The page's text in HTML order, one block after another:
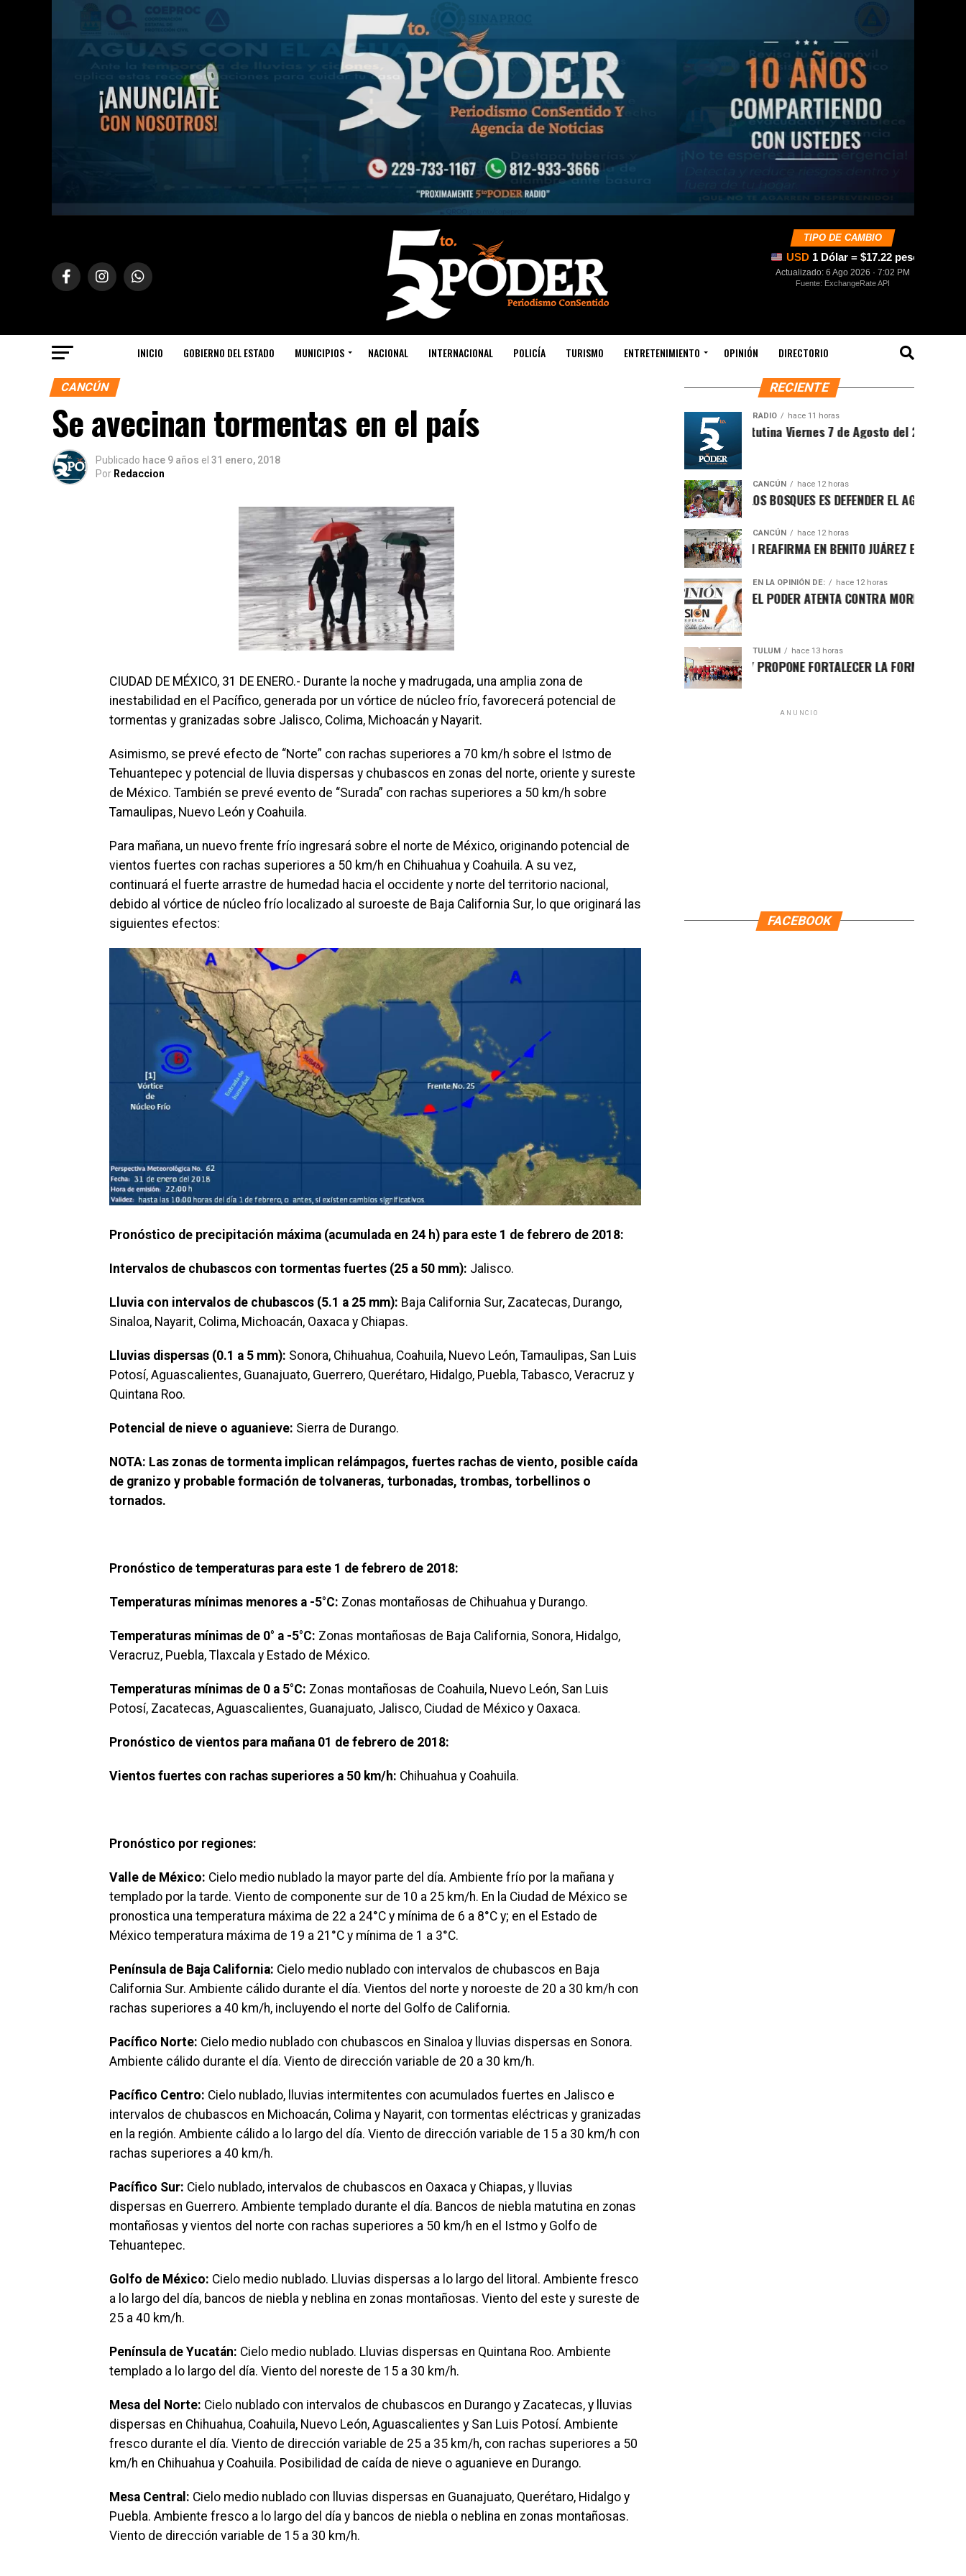
TIPO DE CAMBIO
USD 1 Dólar = $17.22 pesos
Actualizado: 6 Ago 2026 · 7:02 PM
Fuente: ExchangeRate API
INICIO GOBIERNO DEL ESTADO MUNICIPIOS NACIONAL INTERNACIONAL POLICÍA TURISMO ENTRETENIMIENTO OPINIÓN DIRECTORIO
CANCÚN
Se avecinan tormentas en el país
Publicado hace 9 años el 31 enero, 2018
Por Redaccion
CIUDAD DE MÉXICO, 31 DE ENERO.- Durante la noche y madrugada, una amplia zona de
inestabilidad en el Pacífico, generada por un vórtice de núcleo frío, favorecerá potencial de
tormentas y granizadas sobre Jalisco, Colima, Michoacán y Nayarit.
Asimismo, se prevé efecto de “Norte” con rachas superiores a 70 km/h sobre el Istmo de
Tehuantepec y potencial de lluvia dispersas y chubascos en zonas del norte, oriente y sureste
de México. También se prevé evento de “Surada” con rachas superiores a 50 km/h sobre
Tamaulipas, Nuevo León y Coahuila.
Para mañana, un nuevo frente frío ingresará sobre el norte de México, originando potencial de
vientos fuertes con rachas superiores a 50 km/h en Chihuahua y Coahuila. A su vez,
continuará el fuerte arrastre de humedad hacia el occidente y norte del territorio nacional,
debido al vórtice de núcleo frío localizado al suroeste de Baja California Sur, lo que originará las
siguientes efectos:
Pronóstico de precipitación máxima (acumulada en 24 h) para este 1 de febrero de 2018:
Intervalos de chubascos con tormentas fuertes (25 a 50 mm): Jalisco.
Lluvia con intervalos de chubascos (5.1 a 25 mm): Baja California Sur, Zacatecas, Durango,
Sinaloa, Nayarit, Colima, Michoacán, Oaxaca y Chiapas.
Lluvias dispersas (0.1 a 5 mm): Sonora, Chihuahua, Coahuila, Nuevo León, Tamaulipas, San Luis
Potosí, Aguascalientes, Guanajuato, Guerrero, Querétaro, Hidalgo, Puebla, Tabasco, Veracruz y
Quintana Roo.
Potencial de nieve o aguanieve: Sierra de Durango.
NOTA: Las zonas de tormenta implican relámpagos, fuertes rachas de viento, posible caída
de granizo y probable formación de tolvaneras, turbonadas, trombas, torbellinos o
tornados.
Pronóstico de temperaturas para este 1 de febrero de 2018:
Temperaturas mínimas menores a -5°C: Zonas montañosas de Chihuahua y Durango.
Temperaturas mínimas de 0° a -5°C: Zonas montañosas de Baja California, Sonora, Hidalgo,
Veracruz, Puebla, Tlaxcala y Estado de México.
Temperaturas mínimas de 0 a 5°C: Zonas montañosas de Coahuila, Nuevo León, San Luis
Potosí, Zacatecas, Aguascalientes, Guanajuato, Jalisco, Ciudad de México y Oaxaca.
Pronóstico de vientos para mañana 01 de febrero de 2018:
Vientos fuertes con rachas superiores a 50 km/h: Chihuahua y Coahuila.
Pronóstico por regiones:
Valle de México: Cielo medio nublado la mayor parte del día. Ambiente frío por la mañana y
templado por la tarde. Viento de componente sur de 10 a 25 km/h. En la Ciudad de México se
pronostica una temperatura máxima de 22 a 24°C y mínima de 6 a 8°C y; en el Estado de
México temperatura máxima de 19 a 21°C y mínima de 1 a 3°C.
Península de Baja California: Cielo medio nublado con intervalos de chubascos en Baja
California Sur. Ambiente cálido durante el día. Vientos del norte y noroeste de 20 a 30 km/h con
rachas superiores a 40 km/h, incluyendo el norte del Golfo de California.
Pacífico Norte: Cielo medio nublado con chubascos en Sinaloa y lluvias dispersas en Sonora.
Ambiente cálido durante el día. Viento de dirección variable de 20 a 30 km/h.
Pacífico Centro: Cielo nublado, lluvias intermitentes con acumulados fuertes en Jalisco e
intervalos de chubascos en Michoacán, Colima y Nayarit, con tormentas eléctricas y granizadas
en la región. Ambiente cálido a lo largo del día. Viento de dirección variable de 15 a 30 km/h con
rachas superiores a 40 km/h.
Pacífico Sur: Cielo nublado, intervalos de chubascos en Oaxaca y Chiapas, y lluvias
dispersas en Guerrero. Ambiente templado durante el día. Bancos de niebla matutina en zonas
montañosas y vientos del norte con rachas superiores a 50 km/h en el Istmo y Golfo de
Tehuantepec.
Golfo de México: Cielo medio nublado. Lluvias dispersas a lo largo del litoral. Ambiente fresco
a lo largo del día, bancos de niebla y neblina en zonas montañosas. Viento del este y sureste de
25 a 40 km/h.
Península de Yucatán: Cielo medio nublado. Lluvias dispersas en Quintana Roo. Ambiente
templado a lo largo del día. Viento del noreste de 15 a 30 km/h.
Mesa del Norte: Cielo nublado con intervalos de chubascos en Durango y Zacatecas, y lluvias
dispersas en Chihuahua, Coahuila, Nuevo León, Aguascalientes y San Luis Potosí. Ambiente
fresco durante el día. Viento de dirección variable de 25 a 35 km/h, con rachas superiores a 50
km/h en Chihuahua y Coahuila. Posibilidad de caída de nieve o aguanieve en Durango.
Mesa Central: Cielo medio nublado con lluvias dispersas en Guanajuato, Querétaro, Hidalgo y
Puebla. Ambiente fresco a lo largo del día y bancos de niebla o neblina en zonas montañosas.
Viento de dirección variable de 15 a 30 km/h.
RECIENTE
RADIO hace 11 horas
Sintesis Matutina Viernes 7 de Agosto del 2026
CANCÚN hace 12 horas
PROTEGER LOS BOSQUES ES DEFENDER EL AGUA Y EL
CANCÚN hace 12 horas
RAFA MARÍN REAFIRMA EN BENITO JUÁREZ EL LLAMADO A
EN LA OPINIÓN DE: hace 12 horas
LUCHA POR EL PODER ATENTA CONTRA MORENA EN Q.ROO
TULUM hace 13 horas
HUGO ALDAY PROPONE FORTALECER LA FORMACIÓN
ANUNCIO
FACEBOOK